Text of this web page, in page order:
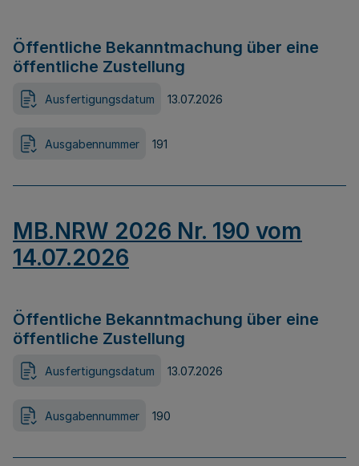
Öffentliche Bekanntmachung über eine
öffentliche Zustellung
Ausfertigungsdatum 13.07.2026
Ausgabennummer 191
MB.NRW 2026 Nr. 190 vom
14.07.2026
Öffentliche Bekanntmachung über eine
öffentliche Zustellung
Ausfertigungsdatum 13.07.2026
Ausgabennummer 190